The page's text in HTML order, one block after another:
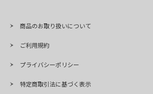
商品のお取り扱いについて
ご利用規約
プライバシーポリシー
特定商取引法に基づく表示